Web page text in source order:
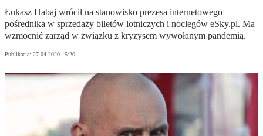
Łukasz Habaj wrócił na stanowisko prezesa internetowego
pośrednika w sprzedaży biletów lotniczych i noclegów eSky.pl. Ma
wzmocnić zarząd w związku z kryzysem wywołanym pandemią.
Publikacja: 27.04.2020 15:20